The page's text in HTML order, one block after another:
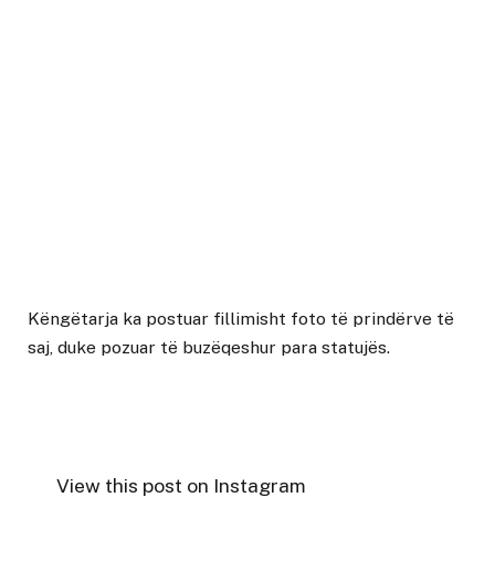
Këngëtarja ka postuar fillimisht foto të prindërve të
saj, duke pozuar të buzëqeshur para statujës.
View this post on Instagram